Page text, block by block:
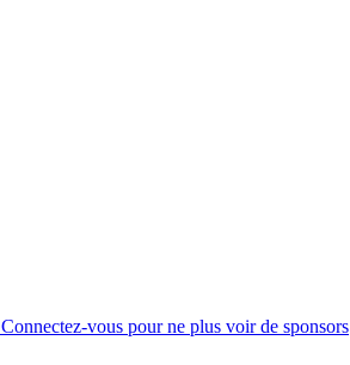
Connectez-vous pour ne plus voir de sponsors